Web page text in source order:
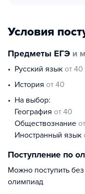
Условия
Предметы ЕГЭ и
русский язык от 40
история от 40
На выбор:
география от 40
обществознание
иностранный язык
Поступление по
Можно поступить
олимпиад